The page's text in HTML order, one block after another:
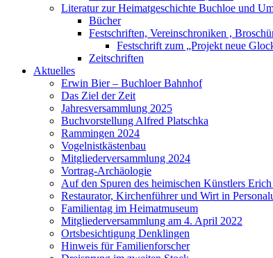
Literatur zur Heimatgeschichte Buchloe und
Bücher
Festschriften, Vereinschroniken ,
Festschrift zum „Projekt neue
Zeitschriften
Aktuelles
Erwin Bier – Buchloer Bahnhof
Das Ziel der Zeit
Jahresversammlung 2025
Buchvorstellung Alfred Platschka
Rammingen 2024
Vogelnistkästenbau
Mitgliederversammlung 2024
Vortrag-Archäologie
Auf den Spuren des heimischen Künstlers
Restaurator, Kirchenführer und Wirt in
Familientag im Heimatmuseum
Mitgliederversammlung am 4. April 2022
Ortsbesichtigung Denklingen
Hinweis für Familienforscher